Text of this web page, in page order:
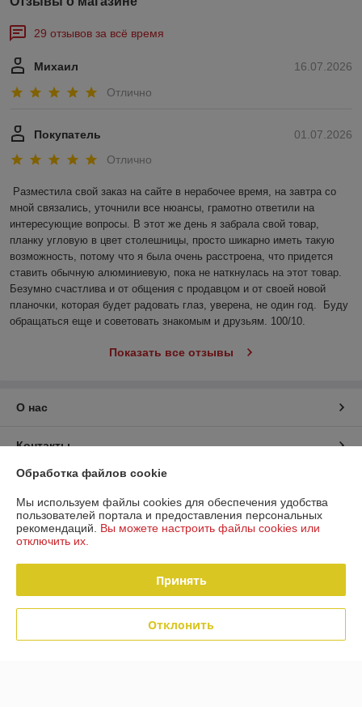
29 отзывов за всё время
16.07.2026
Михаил
Отлично
01.07.2026
Покупатель
Отлично
Разместила свой заказ на сайте в нерабочее время, на завтра со
мной связались, уточнили все нюансы, грамотно ответили на
интересующие вопросы. В этот же день я забрала свой товар,
планку угловую в цвет столешницы, просто шикарно иметь такую
возможность, потому что я была очень расстроена, что придется
ставить обычную алюминиевую, пока не наткнулась на этот товар.
Безумно счастлива и от общения с продавцом и от своей новой
планочки, которая будет радовать глаз, уверена, не один год.  Буду
обращаться еще и советовать знакомым и друзьям. 100/10.
Показать все отзывы
О нас
Контакты
Доставка и оплата
График работы
Политика обработки cookies
Обработка файлов cookie
Мы используем файлы cookies для обеспечения удобства
пользователей портала и предоставления персональных
рекомендаций. Вы можете настроить файлы cookies или
отключить их.
Принять
Отклонить